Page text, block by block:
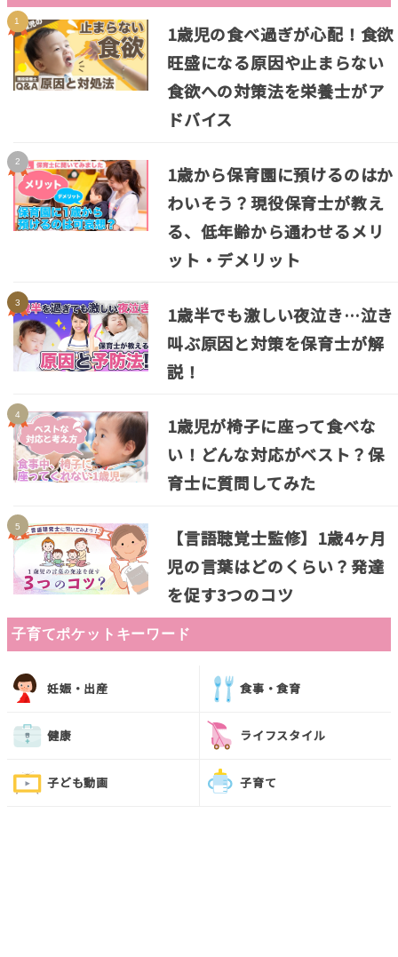
1歳児の食べ過ぎが心配！食欲
旺盛になる原因や止まらない
食欲への対策法を栄養士がア
ドバイス
1歳から保育園に預けるのはか
わいそう？現役保育士が教え
る、低年齢から通わせるメリ
ット・デメリット
1歳半でも激しい夜泣き…泣き
叫ぶ原因と対策を保育士が解
説！
1歳児が椅子に座って食べな
い！どんな対応がベスト？保
育士に質問してみた
【言語聴覚士監修】1歳4ヶ月
児の言葉はどのくらい？発達
を促す3つのコツ
子育てポケットキーワード
妊娠・出産 食事・食育
健康 ライフスタイル
子ども動画 子育て